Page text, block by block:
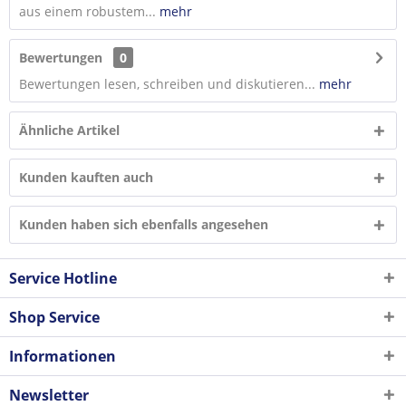
aus einem robustem... mehr
Bewertungen
0
Bewertungen lesen, schreiben und diskutieren... mehr
Ähnliche Artikel
Kunden kauften auch
Kunden haben sich ebenfalls angesehen
Service Hotline
Shop Service
Informationen
Newsletter